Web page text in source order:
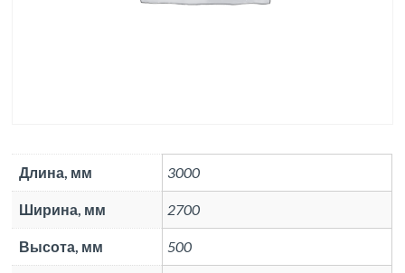
Длина, мм 3000
Ширина, мм 2700
Высота, мм 500